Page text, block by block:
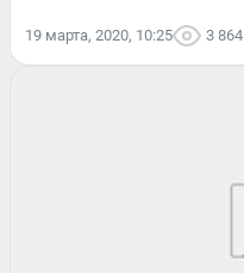
19 марта, 2020, 10:25 3 864